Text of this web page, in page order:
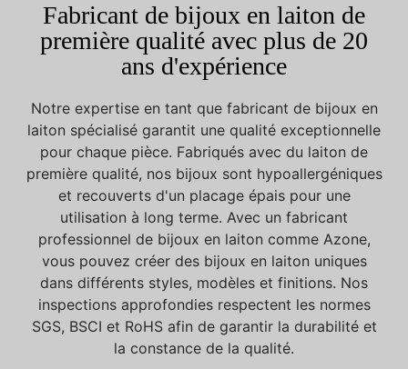
Fabricant de bijoux en laiton de
première qualité avec plus de 20
ans d'expérience
Notre expertise en tant que fabricant de bijoux en
laiton spécialisé garantit une qualité exceptionnelle
pour chaque pièce. Fabriqués avec du laiton de
première qualité, nos bijoux sont hypoallergéniques
et recouverts d'un placage épais pour une
utilisation à long terme. Avec un fabricant
professionnel de bijoux en laiton comme Azone,
vous pouvez créer des bijoux en laiton uniques
dans différents styles, modèles et finitions. Nos
inspections approfondies respectent les normes
SGS, BSCI et RoHS afin de garantir la durabilité et
la constance de la qualité.